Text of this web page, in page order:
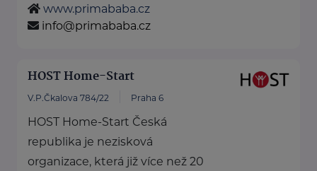
www.primababa.cz
info@primababa.cz
HOST Home-Start
V.P.Čkalova 784/22 Praha 6
HOST Home-Start Česká
republika je nezisková
organizace, která již více než 20